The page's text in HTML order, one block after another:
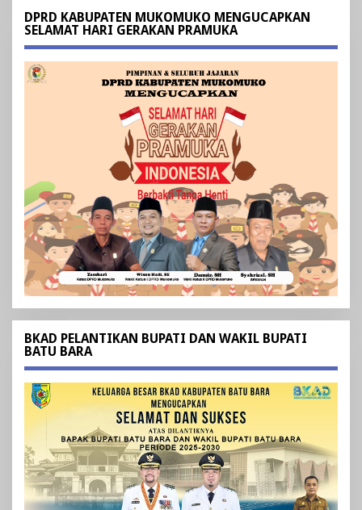
DPRD KABUPATEN MUKOMUKO MENGUCAPKAN
SELAMAT HARI GERAKAN PRAMUKA
BKAD PELANTIKAN BUPATI DAN WAKIL BUPATI
BATU BARA